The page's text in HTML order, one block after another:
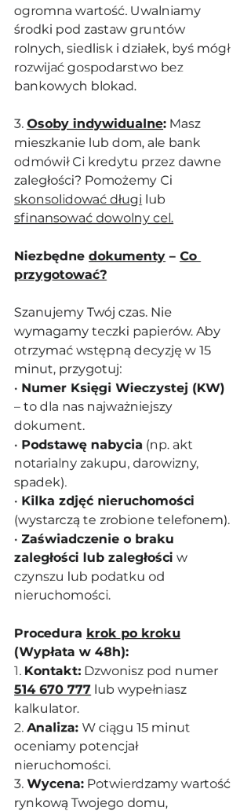
ogromna wartość. Uwalniamy
środki pod zastaw gruntów
rolnych, siedlisk i działek, byś mógł
rozwijać gospodarstwo bez
bankowych blokad.
3. Osoby indywidualne: Masz
mieszkanie lub dom, ale bank
odmówił Ci kredytu przez dawne
zaległości? Pomożemy Ci
skonsolidować długi lub
sfinansować dowolny cel.
Niezbędne dokumenty – Co
przygotować?
Szanujemy Twój czas. Nie
wymagamy teczki papierów. Aby
otrzymać wstępną decyzję w 15
minut, przygotuj:
• Numer Księgi Wieczystej (KW)
– to dla nas najważniejszy
dokument.
• Podstawę nabycia (np. akt
notarialny zakupu, darowizny,
spadek).
• Kilka zdjęć nieruchomości
(wystarczą te zrobione telefonem).
• Zaświadczenie o braku
zaległości lub zaległości w
czynszu lub podatku od
nieruchomości.
Procedura krok po kroku
(Wypłata w 48h):
1. Kontakt: Dzwonisz pod numer
514 670 777 lub wypełniasz
kalkulator.
2. Analiza: W ciągu 15 minut
oceniamy potencjał
nieruchomości.
3. Wycena: Potwierdzamy wartość
rynkową Twojego domu,